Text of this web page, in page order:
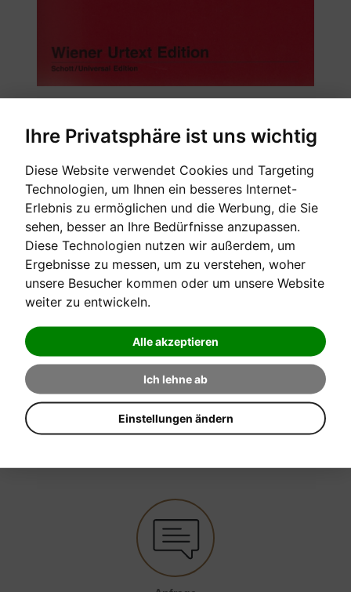
Ihre Privatsphäre ist uns wichtig
Diese Website verwendet Cookies und Targeting
Technologien, um Ihnen ein besseres Internet-
Erlebnis zu ermöglichen und die Werbung, die Sie
sehen, besser an Ihre Bedürfnisse anzupassen.
Diese Technologien nutzen wir außerdem, um
Ergebnisse zu messen, um zu verstehen, woher
unsere Besucher kommen oder um unsere Website
weiter zu entwickeln.
Alle akzeptieren
Ich lehne ab
Einstellungen ändern
Franz Liszt
Wiener Urtext Edition
Verkaufspreis:
33,80 €
EINE FRAGE ZUM PRODUKT STELLEN